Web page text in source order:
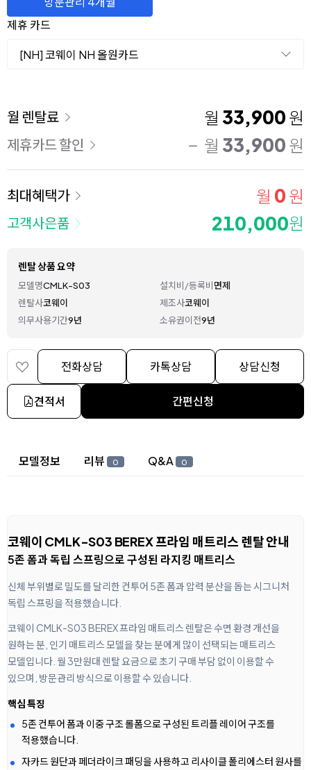
제휴 카드
[NH] 코웨이 NH 올원카드
이용 요금
월 렌탈료 월 33,900 원
제휴카드 할인 월 33,900 원
최대혜택가 월 0 원
고객사은품 210,000원
렌탈 상품 요약
모델명CMLK-S03 설치비/등록비면제
렌탈사코웨이 제조사코웨이
의무사용기간9년 소유권이전9년
전화상담 카톡상담 상담신청
견적서 간편신청
상세 정보
모델정보 리뷰 0 Q&A 0
코웨이 CMLK-S03 BEREX 프라임 매트리스 렌탈 안내
5존 폼과 독립 스프링으로 구성된 라지킹 매트리스
신체 부위별로 밀도를 달리한 컨투어 5존 폼과 압력 분산을 돕는 시그니처
독립 스프링을 적용했습니다.
코웨이 CMLK-S03 BEREX 프라임 매트리스 렌탈은 수면 환경 개선을
원하는 분, 인기 매트리스 모델을 찾는 분에게 많이 선택되는 매트리스
모델입니다. 월 3만원대 렌탈 요금으로 초기 구매 부담 없이 이용할 수
있으며, 방문관리 방식으로 이용할 수 있습니다.
핵심 특징
5존 컨투어 폼과 이중 구조 롤폼으로 구성된 트리플 레이어 구조를
적용했습니다.
자카드 원단과 페더라이크 패딩을 사용하고 리사이클 폴리에스터 원사를